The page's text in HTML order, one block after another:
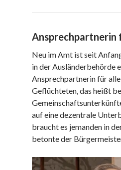
Ansprechpartnerin
Neu im Amt ist seit
in der Ausländerbehörde
Ansprechpartnerin für
Geflüchteten, das heißt
auf eine dezentrale
braucht es jemanden in
betonte der